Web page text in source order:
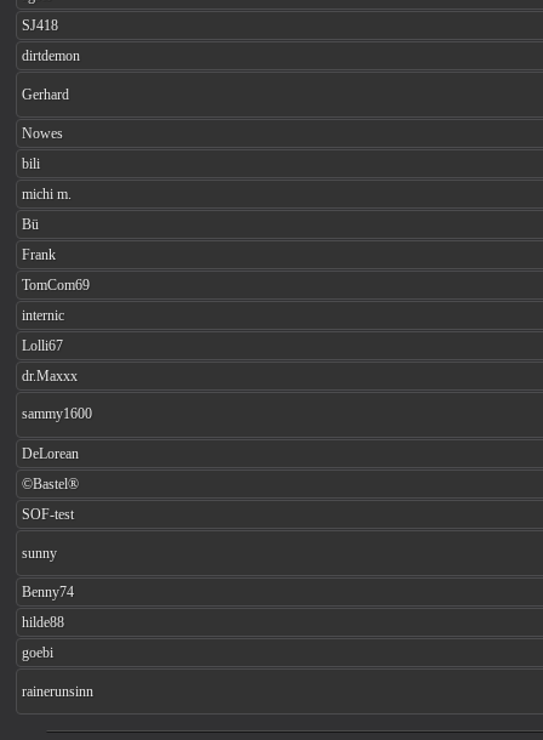
SJ418
dirtdemon
Gerhard
Nowes
bili
michi m.
Bü
Frank
TomCom69
internic
Lolli67
dr.Maxxx
sammy1600
DeLorean
©Bastel®
SOF-test
sunny
Benny74
hilde88
goebi
rainerunsinn